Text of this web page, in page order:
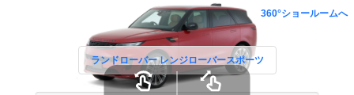
360°ショールームへ
ランドローバー レンジローバースポーツ